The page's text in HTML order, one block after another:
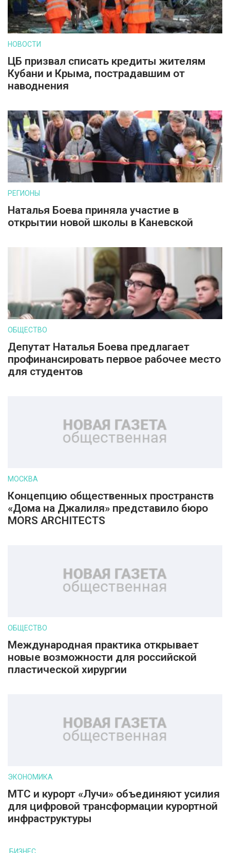
НОВОСТИ
ЦБ призвал списать кредиты жителям
Кубани и Крыма, пострадавшим от
наводнения
РЕГИОНЫ
Наталья Боева приняла участие в
открытии новой школы в Каневской
ОБЩЕСТВО
Депутат Наталья Боева предлагает
профинансировать первое рабочее место
для студентов
МОСКВА
Концепцию общественных пространств
«Дома на Джалиля» представило бюро
MORS ARCHITECTS
ОБЩЕСТВО
Международная практика открывает
новые возможности для российской
пластической хирургии
ЭКОНОМИКА
МТС и курорт «Лучи» объединяют усилия
для цифровой трансформации курортной
инфраструктуры